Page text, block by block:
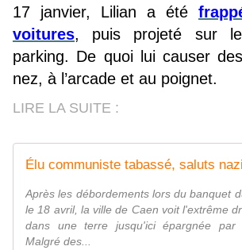
17 janvier, Lilian a été
voitures, puis projeté sur
parking. De quoi lui causer
nez, à l’arcade et au poignet.
LIRE LA SUITE :
Après les débordements lors du banquet
le 18 avril, la ville de Caen voit l'extrême
dans une terre jusqu'ici épargnée par
Malgré des...